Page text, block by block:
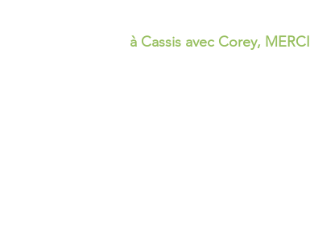
à Cassis avec Corey,